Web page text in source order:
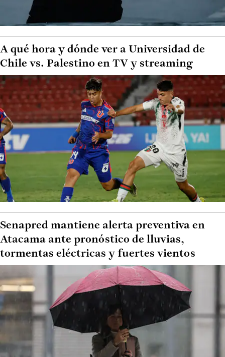
A qué hora y dónde ver a Universidad de
Chile vs. Palestino en TV y streaming
Senapred mantiene alerta preventiva en
Atacama ante pronóstico de lluvias,
tormentas eléctricas y fuertes vientos